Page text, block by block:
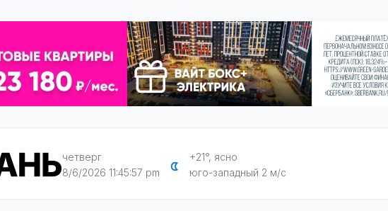
четверг
8/6/2026 11:45:58 pm
+21°, ясно
юго-западный 2 м/с